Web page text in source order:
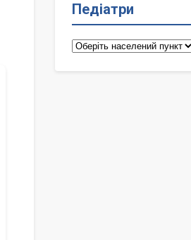
Педіатри
Педіатри